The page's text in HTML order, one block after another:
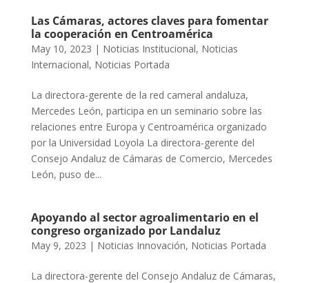
Las Cámaras, actores claves para fomentar
la cooperación en Centroamérica
May 10, 2023 | Noticias Institucional, Noticias
Internacional, Noticias Portada
La directora-gerente de la red cameral andaluza,
Mercedes León, participa en un seminario sobre las
relaciones entre Europa y Centroamérica organizado
por la Universidad Loyola La directora-gerente del
Consejo Andaluz de Cámaras de Comercio, Mercedes
León, puso de...
Apoyando al sector agroalimentario en el
congreso organizado por Landaluz
May 9, 2023 | Noticias Innovación, Noticias Portada
La directora-gerente del Consejo Andaluz de Cámaras,